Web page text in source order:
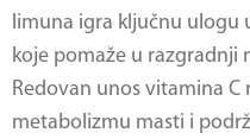
limuna igra ključnu ulogu
koje pomaže u razgradnji
Redovan unos vitamina
metabolizmu masti i